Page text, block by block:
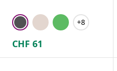
+8
CHF 61